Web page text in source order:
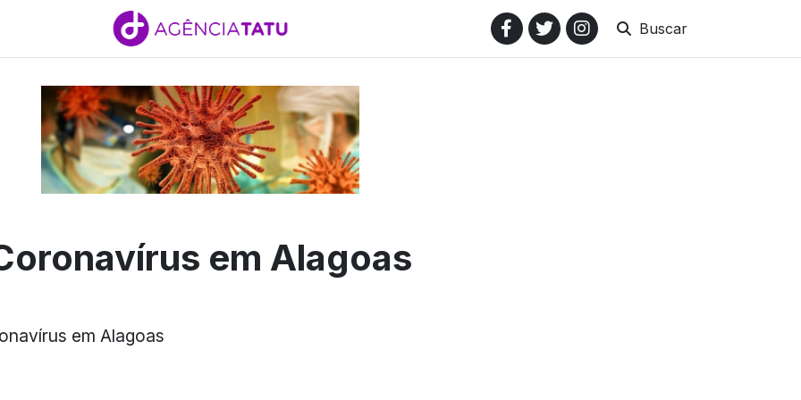
Buscar
em Alagoas